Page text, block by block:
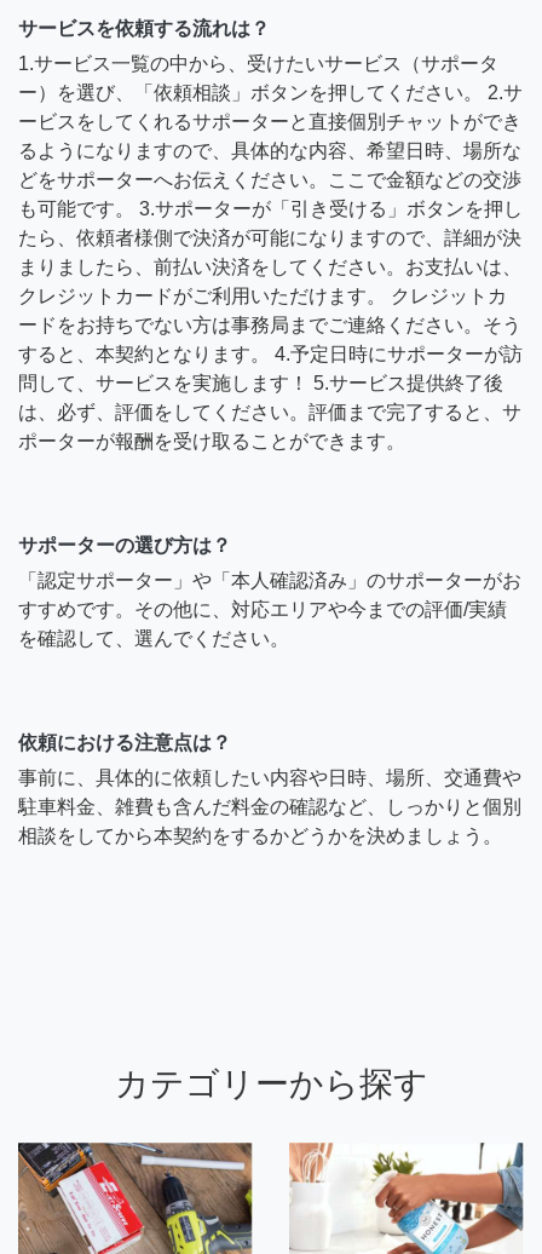
サービスを依頼する流れは？
1.サービス一覧の中から、受けたいサービス（サポータ
ー）を選び、「依頼相談」ボタンを押してください。 2.サ
ービスをしてくれるサポーターと直接個別チャットができ
るようになりますので、具体的な内容、希望日時、場所な
どをサポーターへお伝えください。ここで金額などの交渉
も可能です。 3.サポーターが「引き受ける」ボタンを押し
たら、依頼者様側で決済が可能になりますので、詳細が決
まりましたら、前払い決済をしてください。お支払いは、
クレジットカードがご利用いただけます。 クレジットカ
ードをお持ちでない方は事務局までご連絡ください。そう
すると、本契約となります。 4.予定日時にサポーターが訪
問して、サービスを実施します！ 5.サービス提供終了後
は、必ず、評価をしてください。評価まで完了すると、サ
ポーターが報酬を受け取ることができます。
サポーターの選び方は？
「認定サポーター」や「本人確認済み」のサポーターがお
すすめです。その他に、対応エリアや今までの評価/実績
を確認して、選んでください。
依頼における注意点は？
事前に、具体的に依頼したい内容や日時、場所、交通費や
駐車料金、雑費も含んだ料金の確認など、しっかりと個別
相談をしてから本契約をするかどうかを決めましょう。
カテゴリーから探す